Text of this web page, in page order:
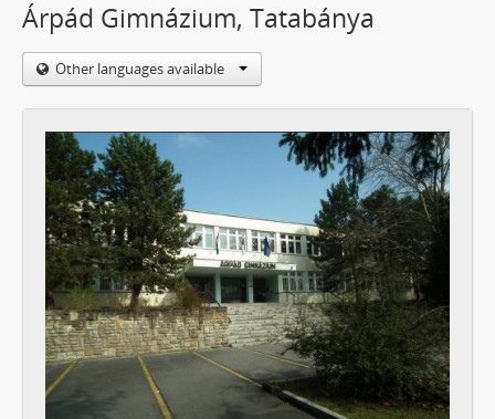
Árpád Gimnázium, Tatabánya
Other languages available